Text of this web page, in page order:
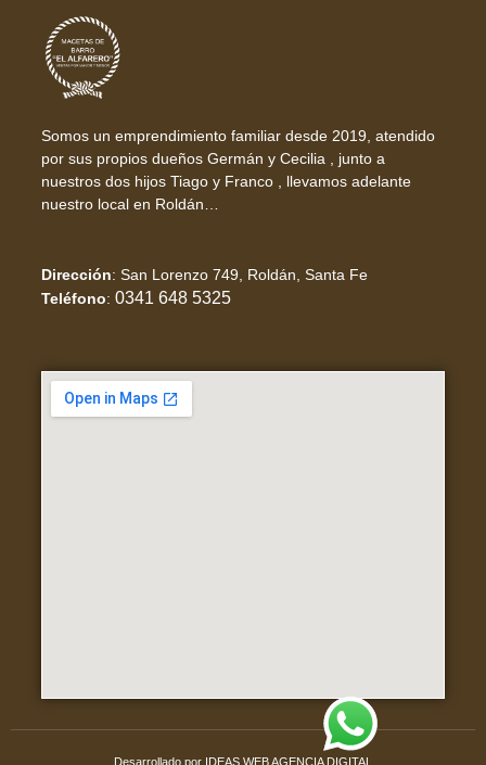
Somos un emprendimiento familiar desde 2019, atendido
por sus propios dueños Germán y Cecilia , junto a
nuestros dos hijos Tiago y Franco , llevamos adelante
nuestro local en Roldán…
Dirección: San Lorenzo 749, Roldán, Santa Fe
Teléfono: 0341 648 5325
Desarrollado por IDEAS WEB AGENCIA DIGITAL